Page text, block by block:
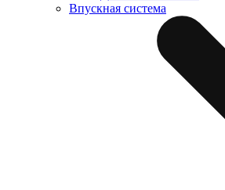
Впускная система